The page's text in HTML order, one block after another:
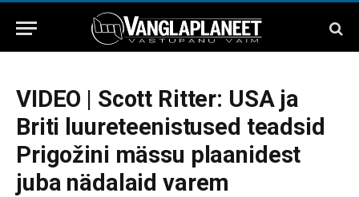
VIDEO | Scott Ritter: USA ja
Briti luureteenistused teadsid
Prigožini mässu plaanidest
juba nädalaid varem